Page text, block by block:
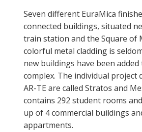
Seven different EuraMica
connected buildings, situated
train station and the Square of
colorful metal cladding is
new buildings have been
complex. The individual project
AR-TE are called Stratos and
contains 292 student rooms
up of 4 commercial buildings
appartments.